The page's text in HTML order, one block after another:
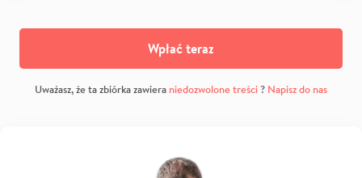
Wpłać teraz
Uważasz, że ta zbiórka zawiera niedozwolone treści? Napisz do nas